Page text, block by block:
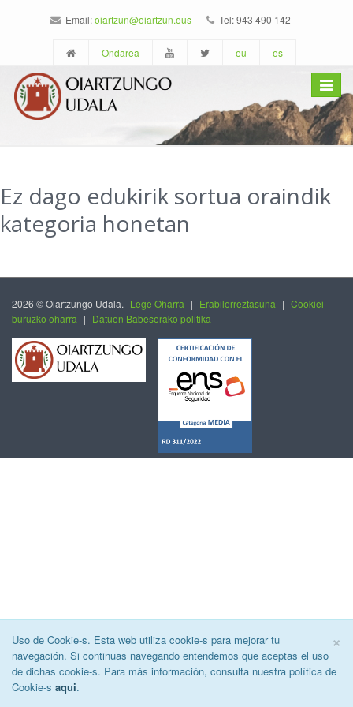
×
Uso de Cookie-s. Esta web utiliza cookie-s para mejorar tu
navegación. Si continuas navegando entendemos que aceptas el uso
de dichas cookie-s. Para más información, consulta nuestra política de
Cookie-s aqui.
Email:oiartzun@oiartzun.eus Tel: 943 490 142
Ondarea eu es
Toggle
Ez dago edukirik sortua oraindik
kategoria honetan
2026 © Oiartzungo Udala. Lege Oharra | Erabilerreztasuna | Cookiei
buruzko oharra | Datuen Babeserako politika